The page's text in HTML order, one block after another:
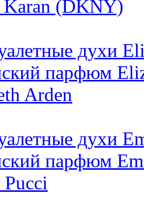
Karan (DKNY)
духи
парфюм
Arden
духи
парфюм